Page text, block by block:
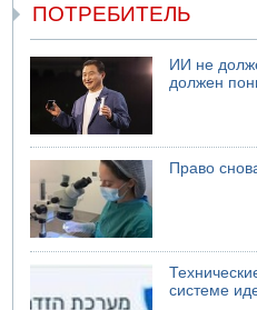
ПОТРЕБИТЕЛЬ
ИИ не
должен
Право
системе